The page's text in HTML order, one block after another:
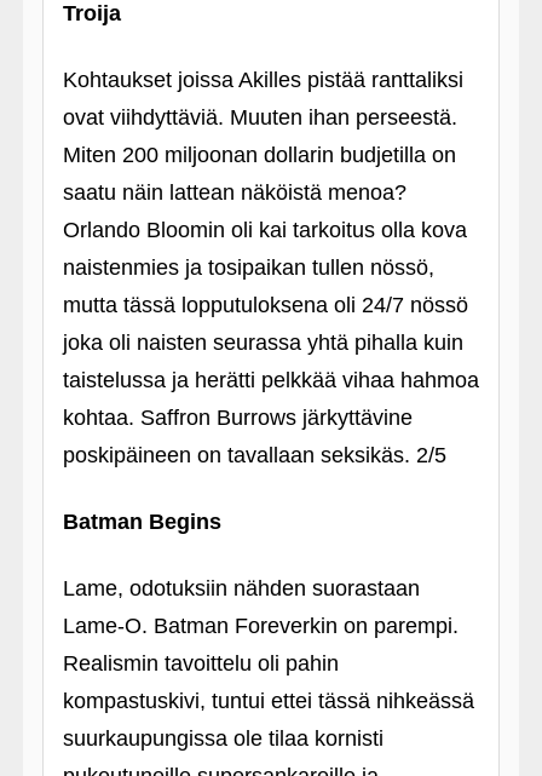
Troija
Kohtaukset joissa Akilles pistää ranttaliksi
ovat viihdyttäviä. Muuten ihan perseestä.
Miten 200 miljoonan dollarin budjetilla on
saatu näin lattean näköistä menoa?
Orlando Bloomin oli kai tarkoitus olla kova
naistenmies ja tosipaikan tullen nössö,
mutta tässä lopputuloksena oli 24/7 nössö
joka oli naisten seurassa yhtä pihalla kuin
taistelussa ja herätti pelkkää vihaa hahmoa
kohtaa. Saffron Burrows järkyttävine
poskipäineen on tavallaan seksikäs. 2/5
Batman Begins
Lame, odotuksiin nähden suorastaan
Lame-O. Batman Foreverkin on parempi.
Realismin tavoittelu oli pahin
kompastuskivi, tuntui ettei tässä nihkeässä
suurkaupungissa ole tilaa kornisti